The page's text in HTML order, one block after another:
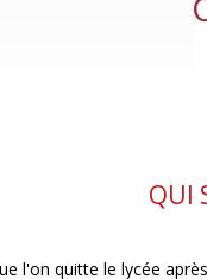
QUI
l'on quitte le lycée